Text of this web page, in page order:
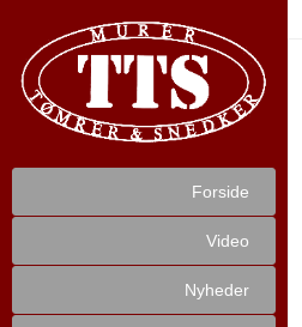
Forside
Video
Nyheder